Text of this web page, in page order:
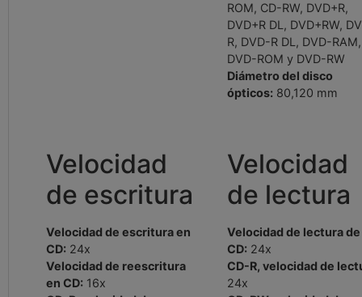
ROM, CD-RW, DVD+R,
DVD+R DL, DVD+RW,
R, DVD-R DL, DVD-RAM,
DVD-ROM y DVD-RW
Diámetro del disco
ópticos: 80,120 mm
Velocidad
de escritura
Velocidad de escritura en
CD: 24x
Velocidad de reescritura
en CD: 16x
Velocidad
de lectura
Velocidad de lectura de
CD: 24x
CD-R, velocidad de
24x